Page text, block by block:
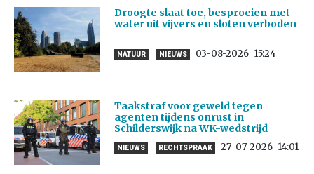
Droogte slaat toe, besproeien met
water uit vijvers en sloten verboden
NATUUR NIEUWS 03-08-2026 15:24
Taakstraf voor geweld tegen
agenten tijdens onrust in
Schilderswijk na WK-wedstrijd
NIEUWS RECHTSPRAAK 27-07-2026 14:01